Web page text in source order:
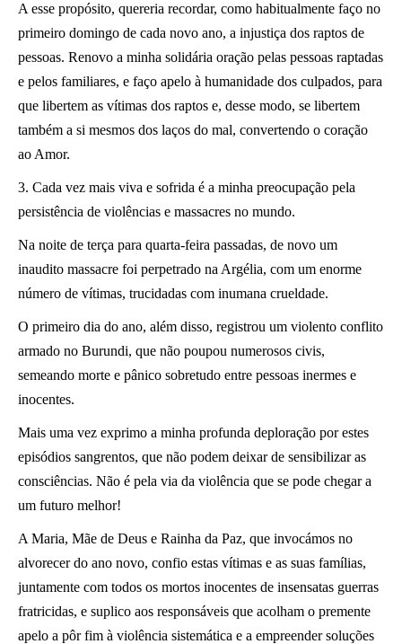
A esse propósito, quereria recordar, como habitualmente faço no
primeiro domingo de cada novo ano, a injustiça dos raptos de
pessoas. Renovo a minha solidária oração pelas pessoas raptadas
e pelos familiares, e faço apelo à humanidade dos culpados, para
que libertem as vítimas dos raptos e, desse modo, se libertem
também a si mesmos dos laços do mal, convertendo o coração
ao Amor.
3. Cada vez mais viva e sofrida é a minha preocupação pela
persistência de violências e massacres no mundo.
Na noite de terça para quarta-feira passadas, de novo um
inaudito massacre foi perpetrado na Argélia, com um enorme
número de vítimas, trucidadas com inumana crueldade.
O primeiro dia do ano, além disso, registrou um violento conflito
armado no Burundi, que não poupou numerosos civis,
semeando morte e pânico sobretudo entre pessoas inermes e
inocentes.
Mais uma vez exprimo a minha profunda deploração por estes
episódios sangrentos, que não podem deixar de sensibilizar as
consciências. Não é pela via da violência que se pode chegar a
um futuro melhor!
A Maria, Mãe de Deus e Rainha da Paz, que invocámos no
alvorecer do ano novo, confio estas vítimas e as suas famílias,
juntamente com todos os mortos inocentes de insensatas guerras
fratricidas, e suplico aos responsáveis que acolham o premente
apelo a pôr fim à violência sistemática e a empreender soluções